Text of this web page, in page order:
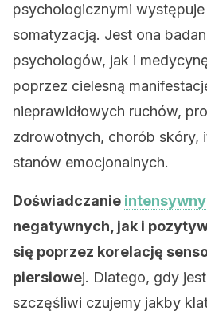
psychologicznymi
somatyzacją. Jest ona
psychologów, jak i
poprzez cielesną
nieprawidłowych ruchów,
zdrowotnych, chorób skóry,
stanów emocjonalnych.
Doświadczanie
negatywnych, jak i
się poprzez korelację
piersiowej. Dlatego, gdy
szczęśliwi czujemy jakby